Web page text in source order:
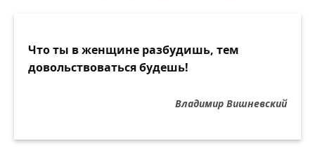
Что ты в женщине разбудишь, тем
довольствоваться будешь!
Владимир Вишневский